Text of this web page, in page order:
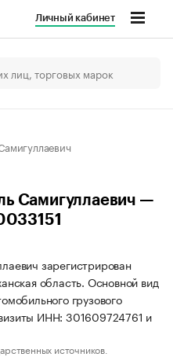
Личный кабинет
Самигуллаевич —
зарегистрирован
область. Основной вид
грузового
ИНН: 301609724761 и
источников.